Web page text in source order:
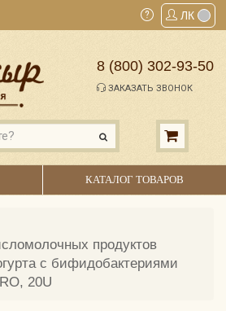
ЛК
8 (800) 302-93-50
ЗАКАЗАТЬ ЗВОНОК
КАТАЛОГ ТОВАРОВ
продуктов
с бифидобактериями
20U